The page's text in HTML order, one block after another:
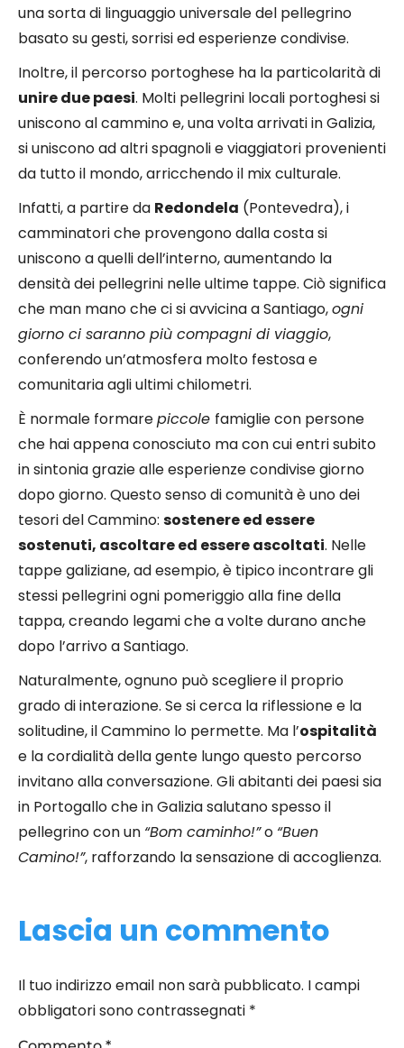
una sorta di linguaggio universale del pellegrino
basato su gesti, sorrisi ed esperienze condivise.
Inoltre, il percorso portoghese ha la particolarità di
unire due paesi. Molti pellegrini locali portoghesi si
uniscono al cammino e, una volta arrivati in Galizia,
si uniscono ad altri spagnoli e viaggiatori provenienti
da tutto il mondo, arricchendo il mix culturale.
Infatti, a partire da Redondela (Pontevedra), i
camminatori che provengono dalla costa si
uniscono a quelli dell’interno, aumentando la
densità dei pellegrini nelle ultime tappe. Ciò significa
che man mano che ci si avvicina a Santiago,ogni
giorno ci saranno più compagni di viaggio,
conferendo un’atmosfera molto festosa e
comunitaria agli ultimi chilometri.
È normale formarepiccole famiglie con persone
che hai appena conosciuto ma con cui entri subito
in sintonia grazie alle esperienze condivise giorno
dopo giorno. Questo senso di comunità è uno dei
tesori del Cammino: sostenere ed essere
sostenuti, ascoltare ed essere ascoltati. Nelle
tappe galiziane, ad esempio, è tipico incontrare gli
stessi pellegrini ogni pomeriggio alla fine della
tappa, creando legami che a volte durano anche
dopo l’arrivo a Santiago.
Naturalmente, ognuno può scegliere il proprio
grado di interazione. Se si cerca la riflessione e la
solitudine, il Cammino lo permette. Ma l’ospitalità
e la cordialità della gente lungo questo percorso
invitano alla conversazione. Gli abitanti dei paesi sia
in Portogallo che in Galizia salutano spesso il
pellegrino con un “Bom caminho!”o “Buen
Camino!”, rafforzando la sensazione di accoglienza.
Lascia un commento
Il tuo indirizzo email non sarà pubblicato. I campi
obbligatori sono contrassegnati *